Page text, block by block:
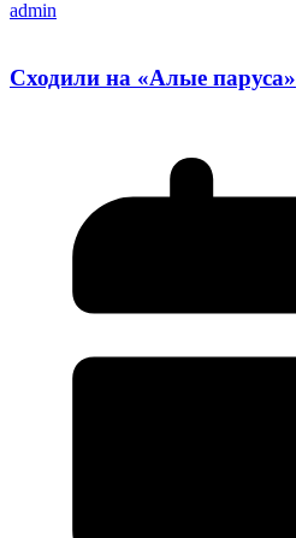
admin
Сходили на «Алые паруса»